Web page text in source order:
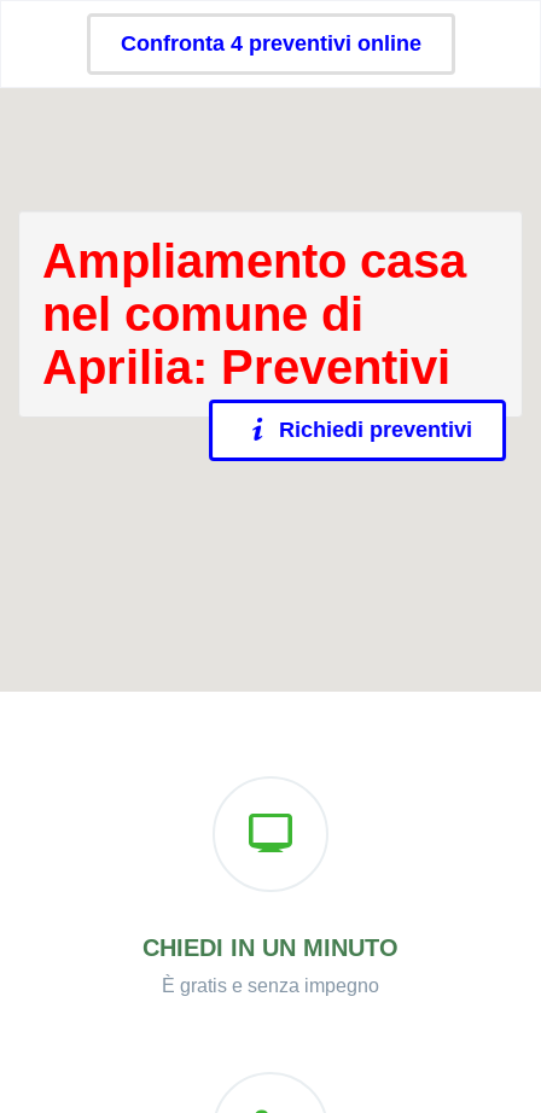
Confronta 4 preventivi online
Ampliamento casa
nel comune di
Aprilia: Preventivi
Richiedi preventivi
CHIEDI IN UN MINUTO
È gratis e senza impegno